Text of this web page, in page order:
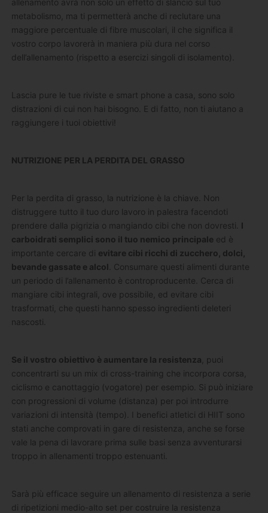
allenamento avrà non solo un effetto di slancio sul tuo
metabolismo, ma ti permetterà anche di reclutare una
maggiore percentuale di fibre muscolari, il che significa il
vostro corpo lavorerà in maniera più dura nel corso
dell’allenamento (rispetto a esercizi singoli di isolamento).
Lascia pure le tue riviste e smart phone a casa, sono solo
distrazioni di cui non hai bisogno. E di fatto, non ti aiutano a
raggiungere i tuoi obiettivi!
NUTRIZIONE PER LA PERDITA DEL GRASSO
Per la perdita di grasso, la nutrizione è la chiave. Non
distruggere tutto il tuo duro lavoro in palestra facendoti
prendere dalla pigrizia o mangiando cibi che non dovresti. I
carboidrati semplici sono il tuo nemico principale ed è
importante cercare di evitare cibi ricchi di zucchero, dolci,
bevande gassate e alcol . Consumare questi alimenti durante
un periodo di l’allenamento è controproducente. Cerca di
mangiare cibi integrali, ove possibile, ed evitare cibi
trasformati, che questi hanno spesso ingredienti deleteri
nascosti.
Se il vostro obiettivo è aumentare la resistenza , puoi
concentrarti su un mix di cross-training che incorpora corsa,
ciclismo e canottaggio (vogatore) per esempio. Si può iniziare
con progressioni di volume (distanza) per poi introdurre
variazioni di intensità (tempo). I benefici atletici di HIIT sono
stati anche comprovati in gare di resistenza, anche se forse
vale la pena di lavorare prima sulle basi senza avventurarsi
troppo in allenamenti troppo estenuanti.
Sarà più efficace seguire un allenamento di resistenza a serie
di ripetizioni medio-alto set per costruire la resistenza